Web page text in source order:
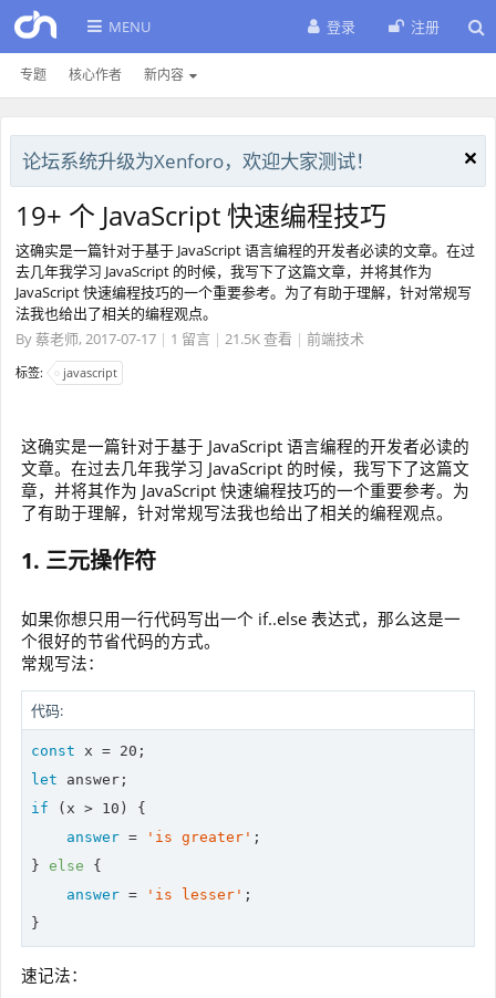
MENU
专题 核心作者 新内容
登录 注册
论坛系统升级为Xenforo，欢迎大家测试！
19+ 个 JavaScript 快速编程技巧
这确实是一篇针对于基于 JavaScript 语言编程的开发者必读的文章。在过
去几年我学习 JavaScript 的时候，我写下了这篇文章，并将其作为
JavaScript 快速编程技巧的一个重要参考。为了有助于理解，针对常规写
法我也给出了相关的编程观点。
By蔡老师, 2017-07-17 | 1 留言 | 21.5K 查看 | 前端技术
标签: javascript
这确实是一篇针对于基于 JavaScript 语言编程的开发者必读的
文章。在过去几年我学习 JavaScript 的时候，我写下了这篇文
章，并将其作为 JavaScript 快速编程技巧的一个重要参考。为
了有助于理解，针对常规写法我也给出了相关的编程观点。
1. 三元操作符
如果你想只用一行代码写出一个 if..else 表达式，那么这是一
个很好的节省代码的方式。
常规写法：
代码:
const x = 20
let
if (x > 10 ) {
answer = 'is greater' ;
} else {
answer = 'is lesser' ;
}
速记法：